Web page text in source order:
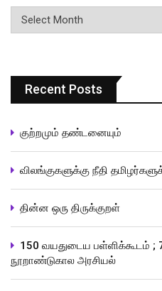
பதிவுகளின்
வரிசை
Recent Posts
குற்றமும் தண்டனையும்
விலங்குகளுக்கு நீதி
தின்ன ஒரு திருக்குறள்
150 வயதுடைய பள்ளிக்கூடம் ;
நூறாண்டுகால அரசியல்